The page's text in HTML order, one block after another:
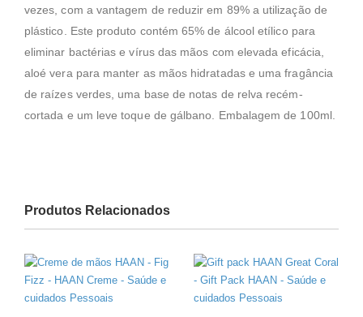
vezes, com a vantagem de reduzir em 89% a utilização de
plástico. Este produto contém 65% de álcool etílico para
eliminar bactérias e vírus das mãos com elevada eficácia,
aloé vera para manter as mãos hidratadas e uma fragância
de raízes verdes, uma base de notas de relva recém-
cortada e um leve toque de gálbano. Embalagem de 100ml.
Produtos Relacionados